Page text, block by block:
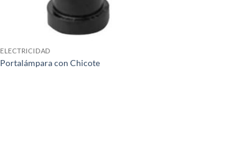
ELECTRICIDAD
Portalámpara con Chicote